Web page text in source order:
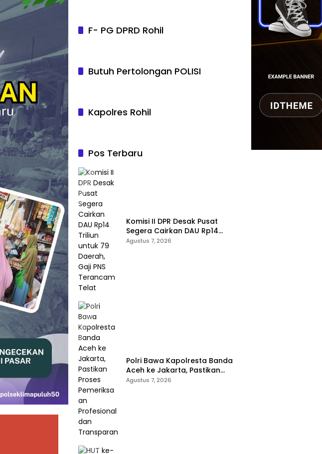
F- PG DPRD Rohil
Butuh Pertolongan POLISI
Kapolres Rohil
Pos Terbaru
Komisi II DPR Desak Pusat
Segera Cairkan DAU Rp14
Triliun untuk 79 Daerah, Gaji
Agustus 7, 2026
Polri Bawa Kapolresta Banda
Aceh ke Jakarta, Pastikan
Proses Pemeriksaan
Agustus 7, 2026